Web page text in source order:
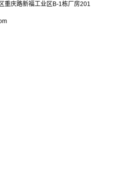
重庆路新福工业区B-1栋厂房201